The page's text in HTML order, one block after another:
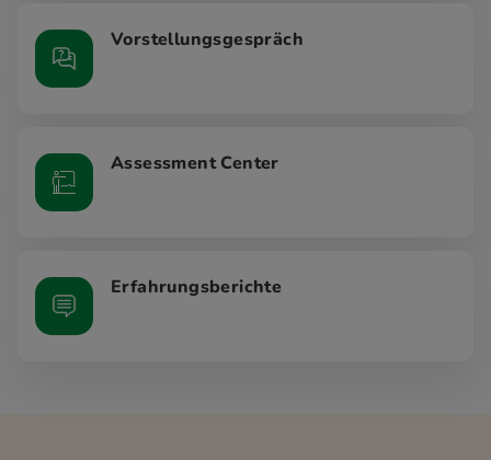
Vorstellungsgespräch
Assessment Center
Erfahrungsberichte